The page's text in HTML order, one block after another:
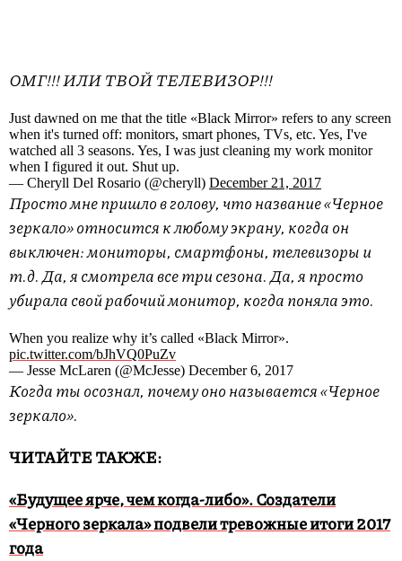
ОМГ!!! ИЛИ ТВОЙ ТЕЛЕВИЗОР!!!
Just dawned on me that the title «Black Mirror» refers to any screen
when it's turned off: monitors, smart phones, TVs, etc. Yes, I've
watched all 3 seasons. Yes, I was just cleaning my work monitor
when I figured it out. Shut up.
— Cheryll Del Rosario (@cheryll) December 21, 2017
Просто мне пришло в голову, что название «Черное
зеркало» относится к любому экрану, когда он
выключен: мониторы, смартфоны, телевизоры и
т.д. Да, я смотрела все три сезона. Да, я просто
убирала свой рабочий монитор, когда поняла это.
When you realize why it’s called «Black Mirror».
pic.twitter.com/bJhVQ0PuZv
— Jesse McLaren (@McJesse) December 6, 2017
Когда ты осознал, почему оно называется «Черное
зеркало».
ЧИТАЙТЕ ТАКЖЕ:
«Будущее ярче, чем когда-либо». Создатели
«Черного зеркала» подвели тревожные итоги 2017
года